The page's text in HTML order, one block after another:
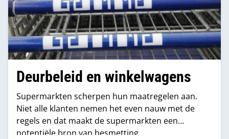
Deurbeleid en winkelwagens
Supermarkten scherpen hun maatregelen aan.
Niet alle klanten nemen het even nauw met de
regels en dat maakt de supermarkten een
potentiële bron van besmetting.